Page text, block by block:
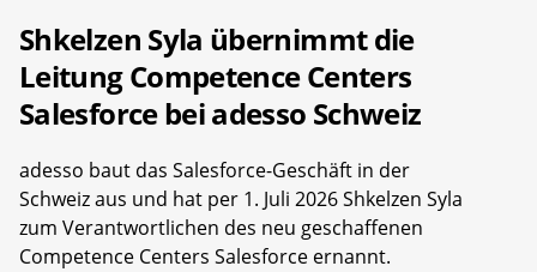
Shkelzen Syla übernimmt die
Leitung Competence Centers
Salesforce bei adesso Schweiz
adesso baut das Salesforce-Geschäft in der
Schweiz aus und hat per 1. Juli 2026 Shkelzen Syla
zum Verantwortlichen des neu geschaffenen
Competence Centers Salesforce ernannt.